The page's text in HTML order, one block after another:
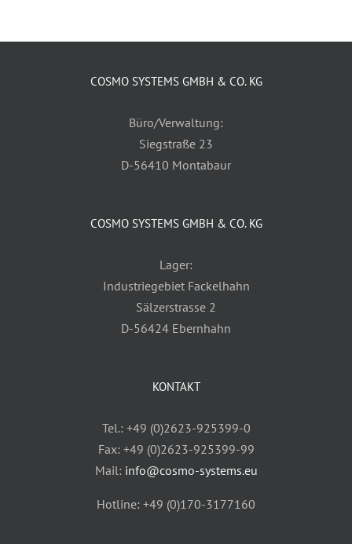
COSMO SYSTEMS GMBH & CO. KG
Büro/Verwaltung:
Siegstraße 23
D-56410 Montabaur
COSMO SYSTEMS GMBH & CO. KG
Lager:
Industriegebiet Fackelhahn
Sälzerstrasse 2
D-56424 Ebernhahn
KONTAKT
Tel.: +49 (0)2623-925399-0
Fax: +49 (0)2623-925399-99
Mail: info@cosmo-systems.eu
Hotline: +49 (0)170-3177160